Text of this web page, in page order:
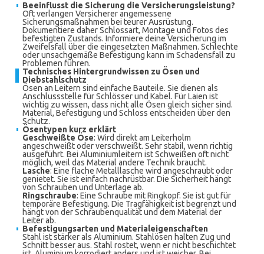
Beeinflusst die Sicherung die Versicherungsleistung?
Oft verlangen Versicherer angemessene
Sicherungsmaßnahmen bei teurer Ausrüstung.
Dokumentiere daher Schlossart, Montage und Fotos des
befestigten Zustands. Informiere deine Versicherung im
Zweifelsfall über die eingesetzten Maßnahmen. Schlechte
oder unsachgemäße Befestigung kann im Schadensfall zu
Problemen führen.
Technisches Hintergrundwissen zu Ösen und
Diebstahlschutz
Ösen an Leitern sind einfache Bauteile. Sie dienen als
Anschlussstelle für Schlösser und Kabel. Für Laien ist
wichtig zu wissen, dass nicht alle Ösen gleich sicher sind.
Material, Befestigung und Schloss entscheiden über den
Schutz.
Ösentypen kurz erklärt
Geschweißte Öse: Wird direkt am Leiterholm
angeschweißt oder verschweißt. Sehr stabil, wenn richtig
ausgeführt. Bei Aluminiumleitern ist Schweißen oft nicht
möglich, weil das Material andere Technik braucht.
Lasche: Eine flache Metalllasche wird angeschraubt oder
genietet. Sie ist einfach nachrüstbar. Die Sicherheit hängt
von Schrauben und Unterlage ab.
Ringschraube: Eine Schraube mit Ringkopf. Sie ist gut für
temporäre Befestigung. Die Tragfähigkeit ist begrenzt und
hängt von der Schraubenqualität und dem Material der
Leiter ab.
Befestigungsarten und Materialeigenschaften
Stahl ist stärker als Aluminium. Stahlösen halten Zug und
Schnitt besser aus. Stahl rostet, wenn er nicht beschichtet